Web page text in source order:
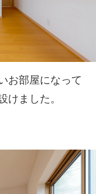
お部屋になって
けました。